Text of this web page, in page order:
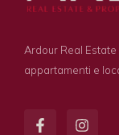
Ardour Real
appartamenti e